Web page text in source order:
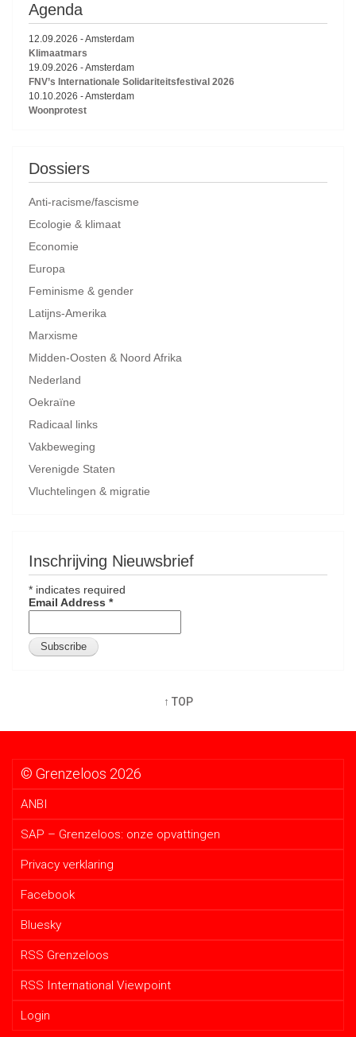
Agenda
12.09.2026 -Amsterdam
Klimaatmars
19.09.2026 -Amsterdam
FNV’s Internationale Solidariteitsfestival 2026
10.10.2026 -Amsterdam
Woonprotest
Dossiers
Anti-racisme/fascisme
Ecologie & klimaat
Economie
Europa
Feminisme & gender
Latijns-Amerika
Marxisme
Midden-Oosten & Noord Afrika
Nederland
Oekraïne
Radicaal links
Vakbeweging
Verenigde Staten
Vluchtelingen & migratie
Inschrijving Nieuwsbrief
* indicates required
Email Address *
↑ TOP
© Grenzeloos 2026
ANBI
SAP – Grenzeloos: onze opvattingen
Privacy verklaring
Facebook
Bluesky
RSS Grenzeloos
RSS International Viewpoint
Login